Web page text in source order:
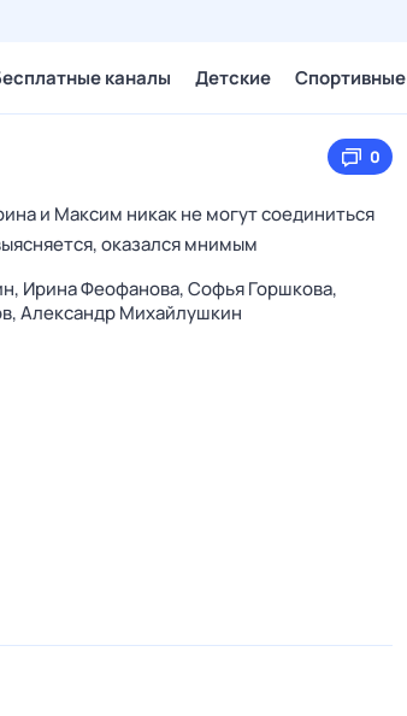
каналы Детские Спортивные
0
и Максим никак не могут соединиться
оказался мнимым
Ирина Феофанова,Софья Горшкова,
Александр Михайлушкин